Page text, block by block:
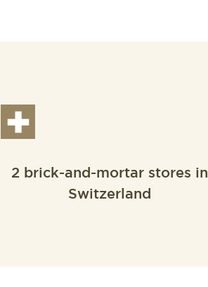
2 brick-and-mortar stores in
Switzerland